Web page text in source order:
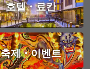
호텔・료칸
축제・이벤트